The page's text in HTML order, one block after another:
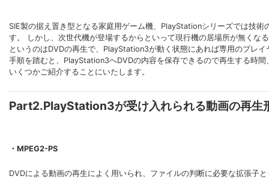
SIE製の据え置き型となる家庭用ゲーム機、PlayStationシリーズでは技
す。 しかし、次世代機が登場するからといって現行機の居場所が無く
というのはDVDの再生で、PlayStation3が動く状態にあれば専用のプレ
手順を踏むと、PlayStation3へDVDの内容を保存できるので再生する時
いくつかご紹介することにいたします。
Part2.PlayStation3が受け入れられる動画の再生
・MPEG2-PS
DVDによる動画の再生によく用いられ、ファイルの判断に必要な拡張子